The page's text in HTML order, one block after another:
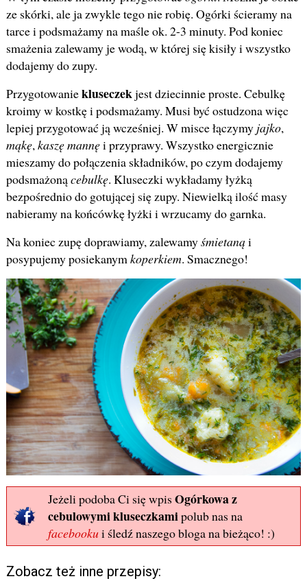
ze skórki, ale ja zwykle tego nie robię. Ogórki ścieramy na
tarce i podsmażamy na maśle ok. 2-3 minuty. Pod koniec
smażenia zalewamy je wodą, w której się kisiły i wszystko
dodajemy do zupy.
Przygotowaniekluseczekjest dziecinnie proste. Cebulkę
kroimy w kostkę i podsmażamy. Musi być ostudzona więc
lepiej przygotować ją wcześniej. W misce łączymy jajko,
mąkę,kaszę mannęi przyprawy. Wszystko energicznie
mieszamy do połączenia składników, po czym dodajemy
podsmażonącebulkę. Kluseczki wykładamy łyżką
bezpośrednio do gotującej się zupy. Niewielką ilość masy
nabieramy na końcówkę łyżki i wrzucamy do garnka.
Na koniec zupę doprawiamy, zalewamyśmietanąi
posypujemy posiekanymkoperkiem. Smacznego!
Jeżeli podoba Ci się wpisOgórkowa z
cebulowymi kluseczkamipolub nas na
facebookui śledź naszego bloga na bieżąco! :)
Zobacz też inne przepisy: